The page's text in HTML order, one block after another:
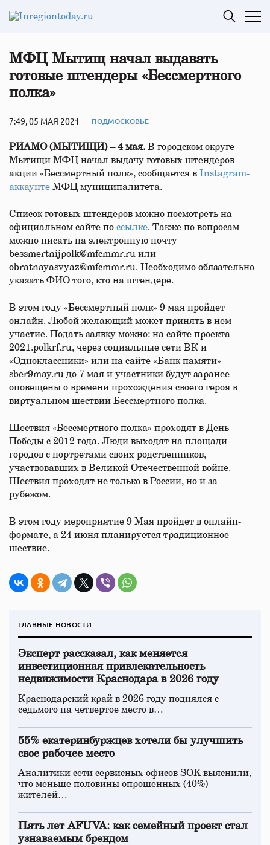
МФЦ Мытищ начал выдавать
готовые штендеры «Бессмертного
полка»
7:49, 05 МАЯ 2021 ПОДМОСКОВЬЕ
РИАМО (МЫТИЩИ) – 4 мая. В городском округе
Мытищи МФЦ начал выдачу готовых штендеров
акции «Бессмертный полк», сообщается в
Instagram-
аккаунте МФЦ муниципалитета.
Список готовых штендеров можно посмотреть на
официальном сайте по ссылке. Также по вопросам
можно писать на электронную почту
bessmertnijpolk@mfcmmr.ru или
obratnayasvyaz@mfcmmr.ru. Необходимо обязательно
указать ФИО того, кто на штендере.
В этом году «Бессмертный полк» 9 мая пройдет
онлайн. Любой желающий может принять в нем
участие. Подать заявку можно: на сайте проекта
2021.polkrf.ru, через социальные сети ВК и
«Одноклассники» или на сайте «Банк памяти»
sber9may.ru до 7 мая и участники будут заранее
оповещены о времени прохождения своего героя в
виртуальном шествии Бессмертного полка.
Шествия «Бессмертного полка» проходят в День
Победы с 2012 года. Люди выходят на площади
городов с портретами своих родственников,
участвовавших в Великой Отечественной войне.
Шествия проходят не только в России, но и за
рубежом.
В этом году мероприятие 9 Мая пройдет в онлайн-
формате, а 24 июня планируется традиционное
шествие.
ГЛАВНЫЕ НОВОСТИ
Эксперт рассказал, как меняется
инвестиционная привлекательность
недвижимости Краснодара в 2026 году
Краснодарский край в 2026 году поднялся с
седьмого на четвертое место в…
55% екатеринбуржцев хотели бы улучшить
свое рабочее место
Аналитики сети сервисных офисов SOK выяснили,
что меньше половины опрошенных (40%)
жителей…
Пять лет AFUVA: как семейный проект стал
узнаваемым брендом